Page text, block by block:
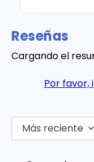
Reseñas
Cargando el
Por favor,
Más reciente